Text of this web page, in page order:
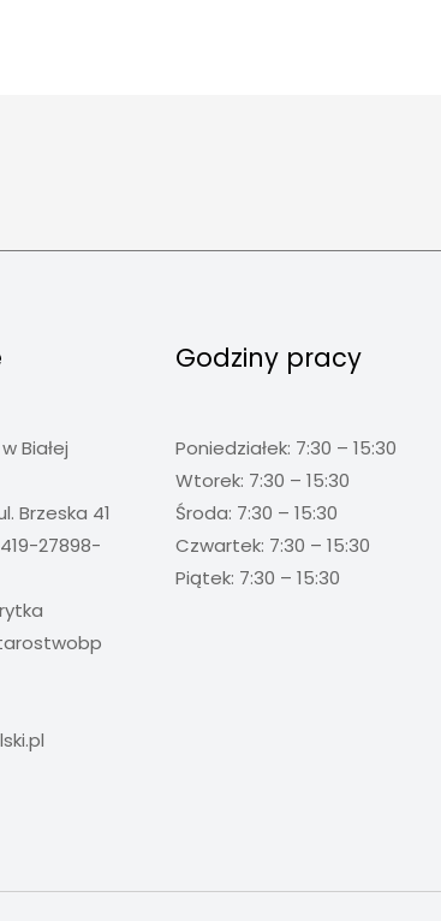
Białej
Brzeska 41
27898-
Godziny pracy
Poniedziałek: 7:30 – 15:30
Wtorek: 7:30 – 15:30
Środa: 7:30 – 15:30
Czwartek: 7:30 – 15:30
Piątek: 7:30 – 15:30